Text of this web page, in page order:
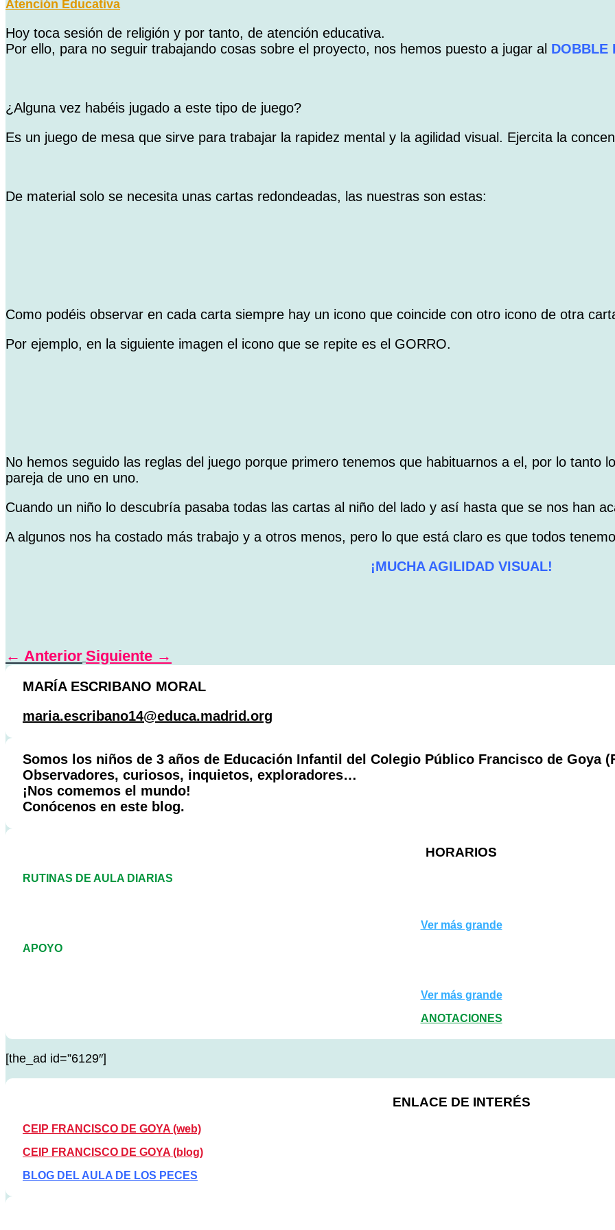
Atención Educativa
Hoy toca sesión de religión y por tanto, de atención educativa.
Por ello, para no seguir trabajando cosas sobre el proyecto, nos hemos puesto a jugar al DOBBLE
¿Alguna vez habéis jugado a este tipo de juego?
Es un juego de mesa que sirve para trabajar la rapidez mental y la agilidad visual. Ejercita la
De material solo se necesita unas cartas redondeadas, las nuestras son estas:
Como podéis observar en cada carta siempre hay un icono que coincide con otro icono de otra
Por ejemplo, en la siguiente imagen el icono que se repite es el GORRO.
No hemos seguido las reglas del juego porque primero tenemos que habituarnos a el, por lo tanto
pareja de uno en uno.
Cuando un niño lo descubría pasaba todas las cartas al niño del lado y así hasta que se nos han
A algunos nos ha costado más trabajo y a otros menos, pero lo que está claro es que todos
¡MUCHA AGILIDAD VISUAL!
← Anterior Siguiente →
MARÍA ESCRIBANO MORAL
maria.escribano14@educa.madrid.org
Somos los niños de 3 años de Educación Infantil del Colegio Público Francisco de Goya
Observadores, curiosos, inquietos, exploradores…
¡Nos comemos el mundo!
Conócenos en este blog.
HORARIOS
RUTINAS DE AULA DIARIAS
Ver más grande
APOYO
Ver más grande
ANOTACIONES
[the_ad id=”6129″]
ENLACE DE INTERÉS
CEIP FRANCISCO DE GOYA (web)
CEIP FRANCISCO DE GOYA (blog)
BLOG DEL AULA DE LOS PECES